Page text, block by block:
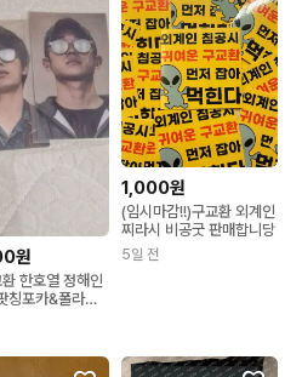
원
한호열 정해인
칭포카&폴라로
1,000원
(임시마감!!)구교환 외계인
찌라시 비공굿 판매합니당
5일 전